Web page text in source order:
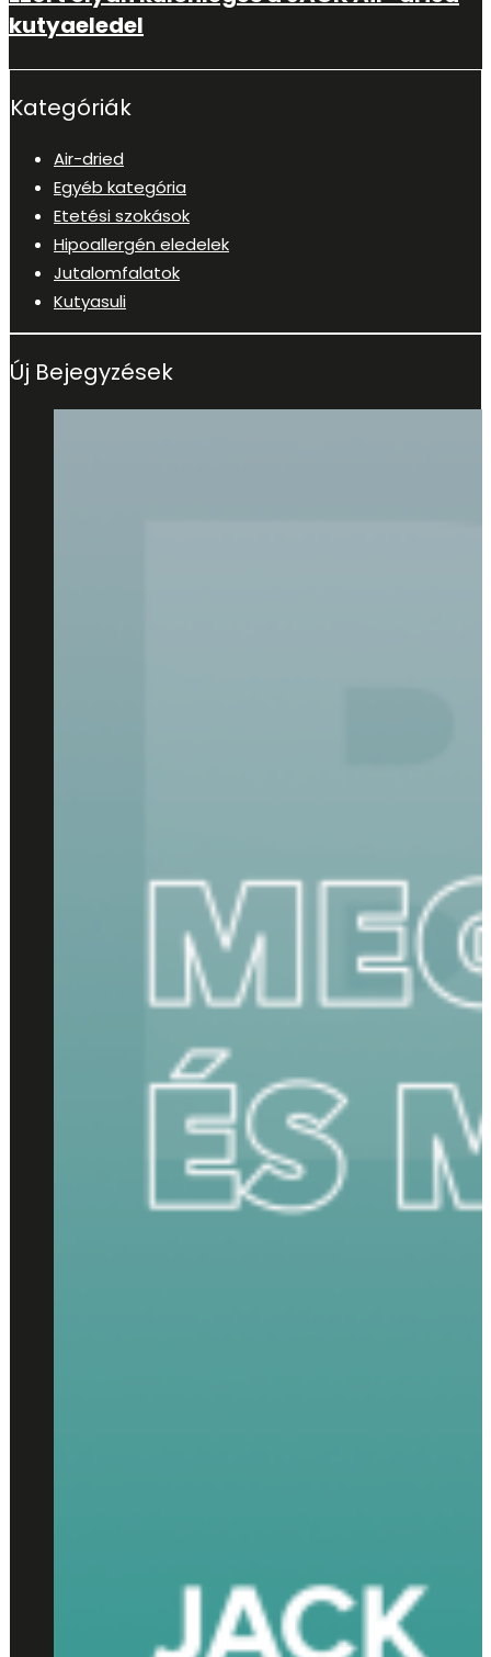
kutyaeledel
Kategóriák
Air-dried
Egyéb kategória
Etetési szokások
Hipoallergén eledelek
Jutalomfalatok
Kutyasuli
Új Bejegyzések